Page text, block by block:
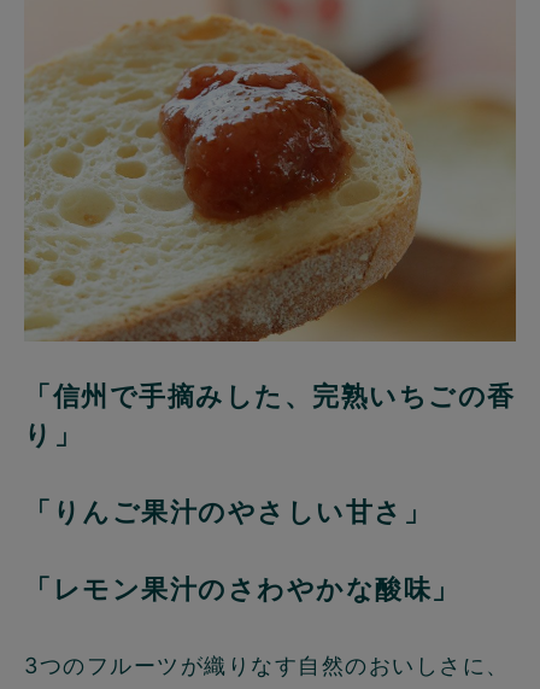
「信州で手摘みした、完熟いちごの香
り」
「りんご果汁のやさしい甘さ」
「レモン果汁のさわやかな酸味」
3つのフルーツが織りなす自然のおいしさに、